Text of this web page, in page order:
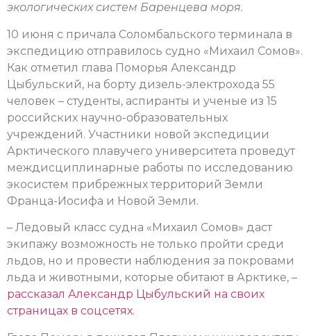
экологических систем Баренцева моря.
10 июня с причала Соломбальского терминала в
экспедицию отправилось судно «Михаил Сомов».
Как отметил глава Поморья Александр
Цыбульский, на борту дизель-электрохода 55
человек – студенты, аспиранты и ученые из 15
российских научно-образовательных
учреждений. Участники новой экспедиции
Арктического плавучего университета проведут
междисциплинарные работы по исследованию
экосистем прибрежных территорий Земли
Франца-Иосифа и Новой Земли.
– Ледовый класс судна «Михаил Сомов» даст
экипажу возможность не только пройти среди
льдов, но и провести наблюдения за покровами
льда и животными, которые обитают в Арктике, –
рассказал Александр Цыбульский на своих
страницах в соцсетях.